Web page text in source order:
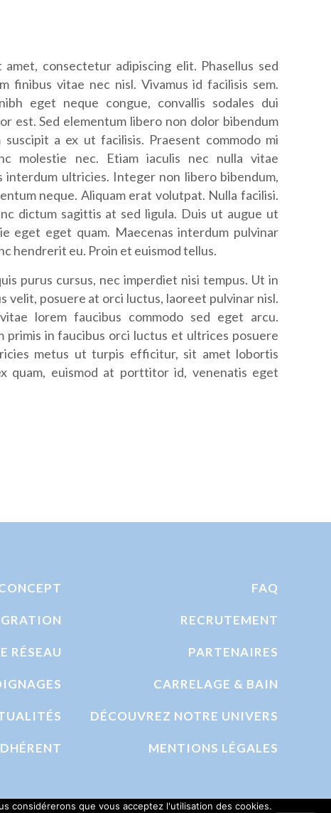
consectetur adipiscing elit. Phasellus sed
finibus vitae nec nisl. Vivamus id facilisis sem.
eget neque congue, convallis sodales dui
est. Sed elementum libero non dolor bibendum
suscipit a ex ut facilisis. Praesent commodo mi
molestie nec. Etiam iaculis nec nulla vitae
interdum ultricies. Integer non libero bibendum,
neque. Aliquam erat volutpat. Nulla facilisi.
dictum sagittis at sed ligula. Duis ut augue ut
eget eget quam. Maecenas interdum pulvinar
hendrerit eu. Proin et euismod tellus.
purus cursus, nec imperdiet nisi tempus. Ut in
velit, posuere at orci luctus, laoreet pulvinar nisl.
lorem faucibus commodo sed eget arcu.
primis in faucibus orci luctus et ultrices posuere
metus ut turpis efficitur, sit amet lobortis
quam, euismod at porttitor id, venenatis eget
RÉSEAU
FAQ
RECRUTEMENT
PARTENAIRES
CARRELAGE & BAIN
DÉCOUVREZ NOTRE UNIVERS
MENTIONS LÉGALES
considérerons que vous acceptez l'utilisation des cookies.